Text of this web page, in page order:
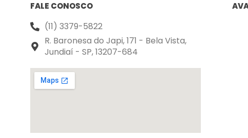
FALE CONOSCO
(11) 3379-5822
R. Baronesa do Japi, 171 - Bela Vista,
Jundiaí - SP, 13207-684